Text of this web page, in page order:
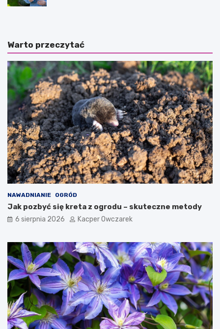
Warto przeczytać
NAWADNIANIE OGRÓD
Jak pozbyć się kreta z ogrodu – skuteczne metody
6 sierpnia 2026 Kacper Owczarek